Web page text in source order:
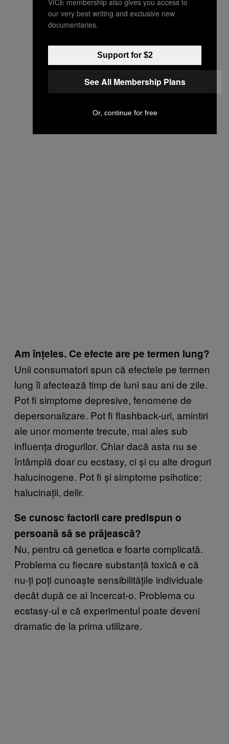
Am înțeles. Ce efecte are pe termen lung?
Unii consumatori spun că efectele pe termen
lung îi afectează timp de luni sau ani de zile.
Pot fi simptome depresive, fenomene de
depersonalizare. Pot fi flashback-uri, amintiri
ale unor momente trecute, mai ales sub
influența drogurilor. Chiar dacă asta nu se
întâmplă doar cu ecstasy, ci și cu alte droguri
halucinogene. Pot fi și simptome psihotice:
halucinații, delir.
Se cunosc factorii care predispun o
persoană să se prăjească?
Nu, pentru că genetica e foarte complicată.
Problema cu fiecare substanță toxică e că
nu-ți poți cunoaște sensibilitățile individuale
decât după ce ai încercat-o. Problema cu
ecstasy-ul e că experimentul poate deveni
dramatic de la prima utilizare.
our very best writing and exclusive new
documentaries.
Support for $2
See All Membership Plans
Or, continue for free